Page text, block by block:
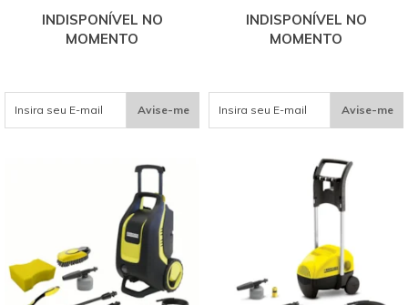
INDISPONÍVEL NO
MOMENTO
Avise-me
INDISPONÍVEL NO
MOMENTO
Avise-me